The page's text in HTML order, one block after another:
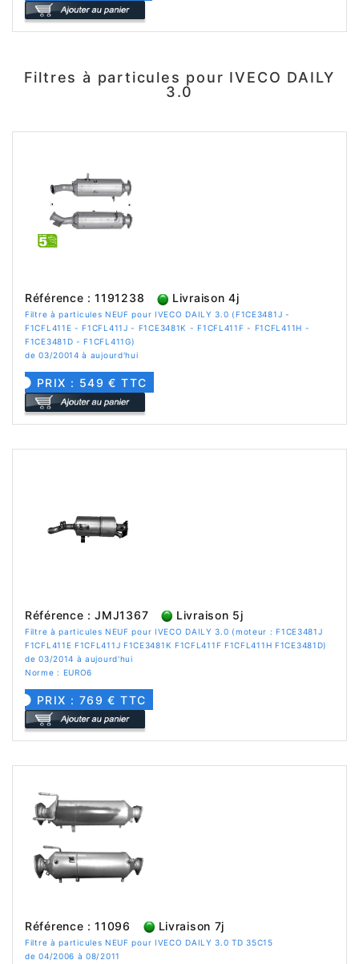
Filtres à particules pour IVECO DAILY
3.0
Référence : 1191238 Livraison 4j
Filtre à particules NEUF pour IVECO DAILY 3.0 (F1CE3481J -
F1CFL411E - F1CFL411J - F1CE3481K - F1CFL411F - F1CFL411H -
F1CE3481D - F1CFL411G)
de 03/20014 à aujourd'hui
PRIX : 549 € TTC
Référence : JMJ1367 Livraison 5j
Filtre à particules NEUF pour IVECO DAILY 3.0 (moteur : F1CE3481J
F1CFL411E F1CFL411J F1CE3481K F1CFL411F F1CFL411H F1CE3481D)
de 03/2014 à aujourd'hui
Norme : EURO6
PRIX : 769 € TTC
Référence : 11096 Livraison 7j
Filtre à particules NEUF pour IVECO DAILY 3.0 TD 35C15
de 04/2006 à 08/2011